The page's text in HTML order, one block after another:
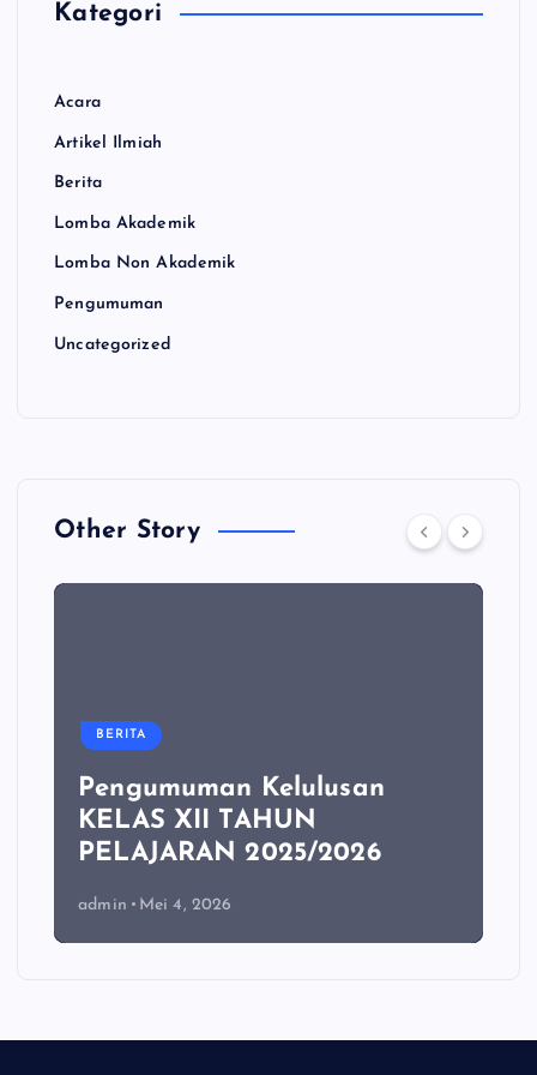
Kategori
Acara
Artikel Ilmiah
Berita
Lomba Akademik
Lomba Non Akademik
Pengumuman
Uncategorized
Other Story
BERITA
Pengumuman Kelulusan
KELAS XII TAHUN
PELAJARAN 2025/2026
admin Mei 4, 2026